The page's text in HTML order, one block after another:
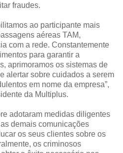
fraudes.
ao participante mais
aéreas TAM,
com a rede. Constantemente
para garantir a
aprimoramos os sistemas de
alertar sobre cuidados a serem
em nome da empresa”,
da Multiplus.
adotaram medidas diligentes
demais comunicações
os seus clientes sobre os
os criminosos